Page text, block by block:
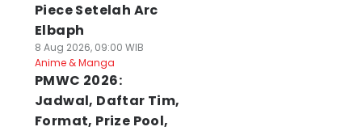
Piece Setelah Arc
Elbaph
8 Aug 2026, 09:00 WIB
Anime & Manga
PMWC 2026:
Jadwal, Daftar Tim,
Format, Prize Pool,